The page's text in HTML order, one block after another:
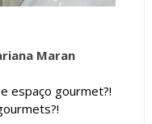
Maran
espaço gourmet?!